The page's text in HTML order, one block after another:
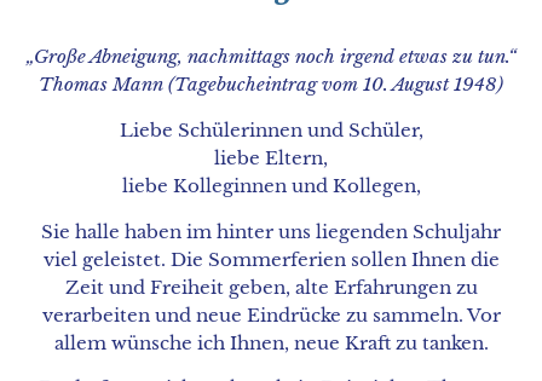
„Große Abneigung, nachmittags noch irgend etwas zu tun.“
Thomas Mann (Tagebucheintrag vom 10. August 1948)
Liebe Schülerinnen und Schüler,
liebe Eltern,
liebe Kolleginnen und Kollegen,
Sie halle haben im hinter uns liegenden Schuljahr
viel geleistet. Die Sommerferien sollen Ihnen die
Zeit und Freiheit geben, alte Erfahrungen zu
verarbeiten und neue Eindrücke zu sammeln. Vor
allem wünsche ich Ihnen, neue Kraft zu tanken.